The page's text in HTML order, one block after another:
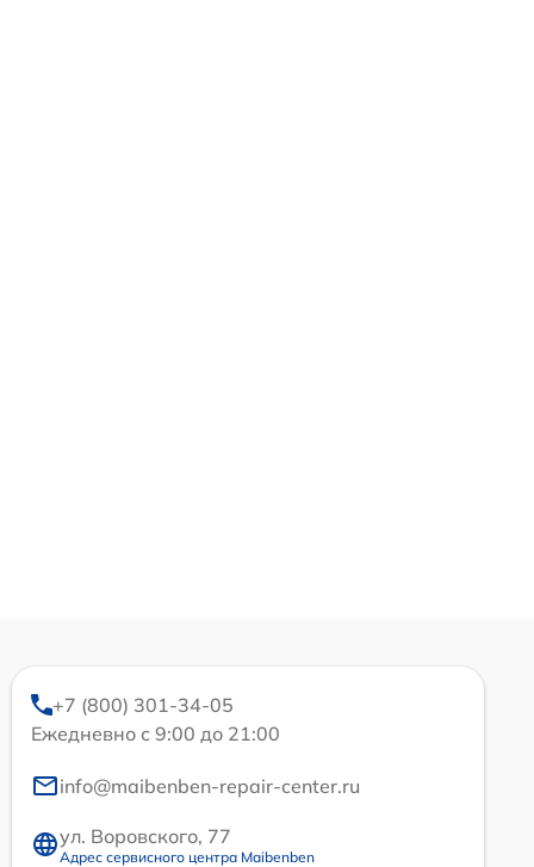
+7 (800) 301-34-05
Ежедневно с 9:00 до 21:00
info@maibenben-repair-center.ru
ул. Воровского, 77
Адрес сервисного центра Maibenben